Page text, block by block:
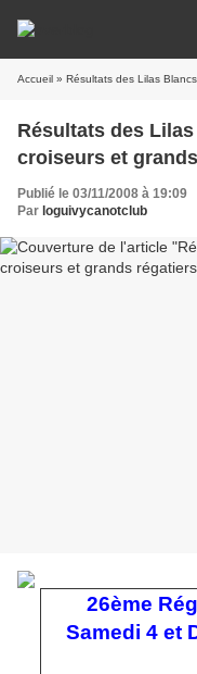
Accueil » Résultats des Lilas
Résultats des
croiseurs et
Publié le 03/11/2008 à 19:09
Par loguivycanotclub
26ème
Samedi 4 et